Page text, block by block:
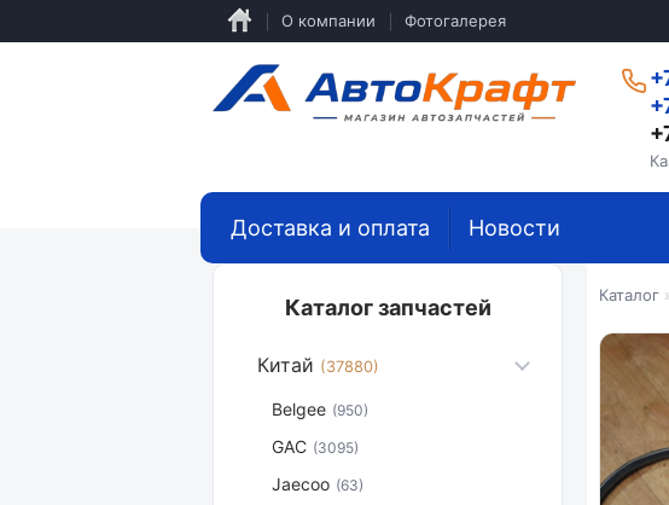
основному
О компании Фотогалерея
Каталог
Доставка и оплата Новости
Каталог запчастей
Китай (37880)
Belgee (950)
GAC (3095)
Jaecoo (63)